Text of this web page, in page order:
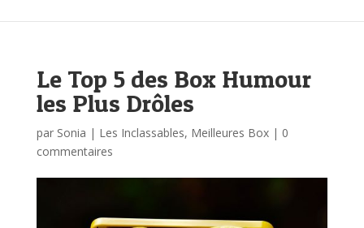
Le Top 5 des Box Humour
les Plus Drôles
par Sonia | Les Inclassables, Meilleures Box| 0
commentaires